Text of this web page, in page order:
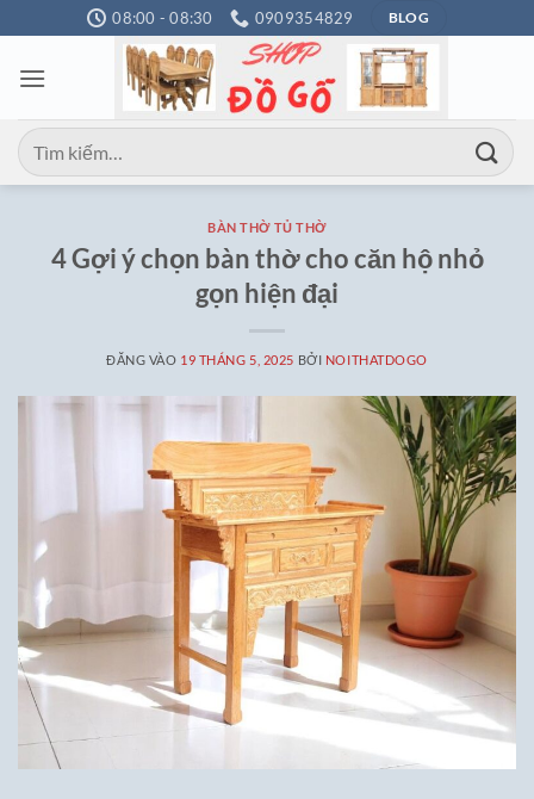
qua
nội
08:00 - 08:30 0909354829 BLOG
Tìm
kiếm:
BÀN THỜ TỦ THỜ
4 Gợi ý chọn bàn thờ cho căn hộ nhỏ
gọn hiện đại
ĐĂNG VÀO 19 THÁNG 5, 2025 BỞI NOITHATDOGO